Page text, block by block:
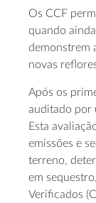
Os CCF
quando
demonstrem
novas
Após os
auditado por
Esta
emissões e
terreno,
em
Verificados